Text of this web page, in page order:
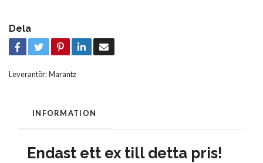
Dela
Leverantör:Marantz
INFORMATION
Endast ett ex till detta pris!